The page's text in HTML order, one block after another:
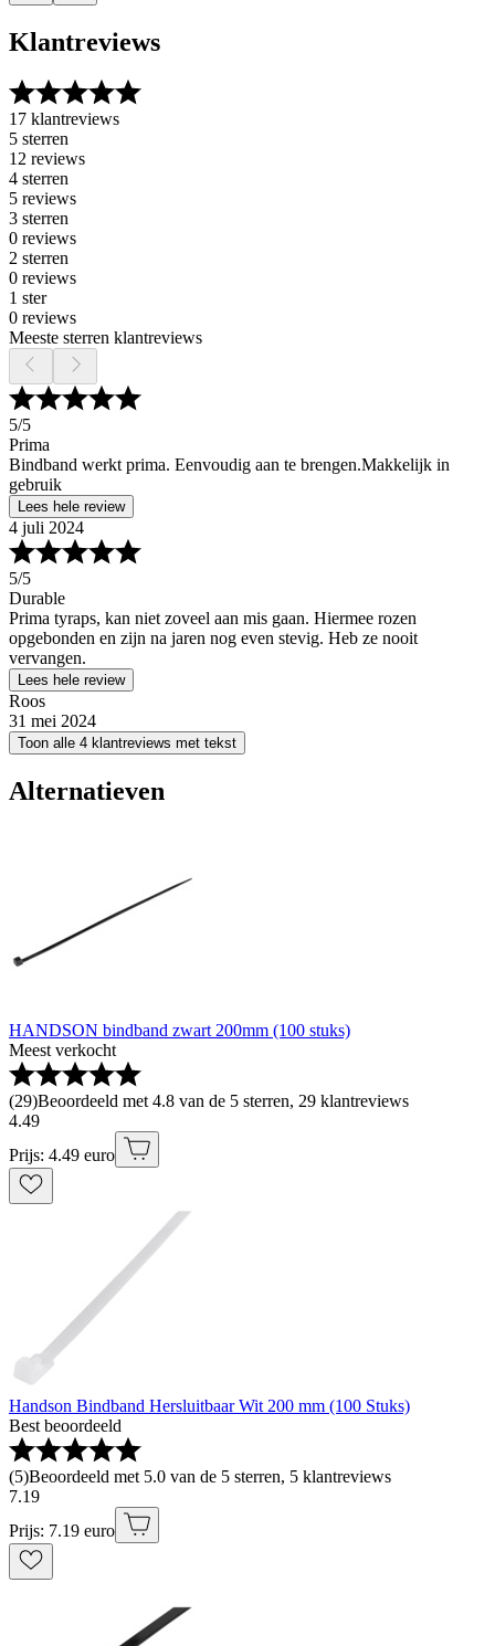
Klantreviews
17 klantreviews
5 sterren
12 reviews
4 sterren
5 reviews
3 sterren
0 reviews
2 sterren
0 reviews
1 ster
0 reviews
Meeste sterren klantreviews
5/5
Prima
Bindband werkt prima. Eenvoudig aan te brengen.Makkelijk in
gebruik
Lees hele review
4 juli 2024
5/5
Durable
Prima tyraps, kan niet zoveel aan mis gaan. Hiermee rozen
opgebonden en zijn na jaren nog even stevig. Heb ze nooit
vervangen.
Lees hele review
Roos
31 mei 2024
Toon alle 4 klantreviews met tekst
Alternatieven
HANDSON bindband zwart 200mm (100 stuks)
Meest verkocht
(29)Beoordeeld met 4.8 van de 5 sterren, 29 klantreviews
4.49
Prijs: 4.49 euro
Handson Bindband Hersluitbaar Wit 200 mm (100 Stuks)
Best beoordeeld
(5)Beoordeeld met 5.0 van de 5 sterren, 5 klantreviews
7.19
Prijs: 7.19 euro